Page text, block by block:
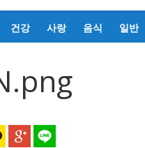
건강 사랑 음식 일반